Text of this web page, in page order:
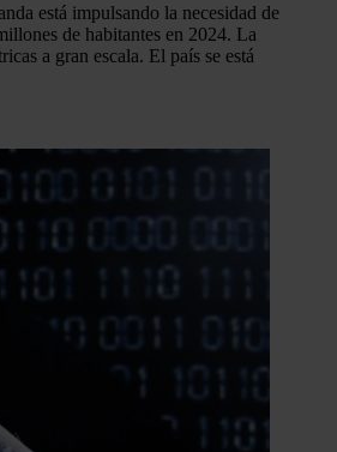
está impulsando la necesidad de
de habitantes en 2024. La
a gran escala. El país se está